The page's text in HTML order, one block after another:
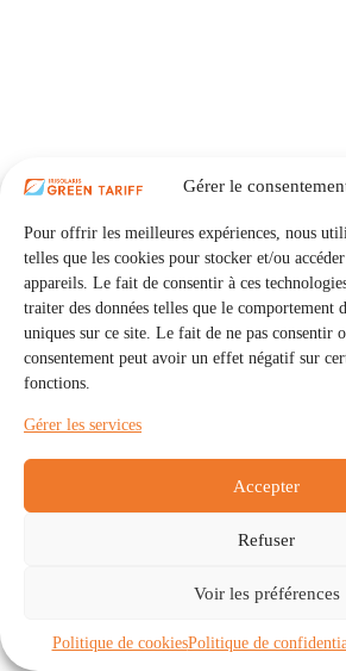
Gérer le
Pour offrir les meilleures expériences, nous
telles que les cookies pour stocker et/ou
appareils. Le fait de consentir à ces
traiter des données telles que le comportement
uniques sur ce site. Le fait de ne pas consentir
consentement peut avoir un effet négatif sur
fonctions.
Gérer les services
Accepter
Refuser
Voir les préférences
Politique de cookiesPolitique de
Communautés
À propos
Politique de cookies